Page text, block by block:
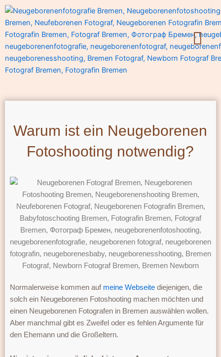
Zum
Warum ist ein Neugeborenen
Fotoshooting notwendig?
Normalerweise kommen auf meine Webseite diejenigen, die
solch ein Neugeborenen Fotoshooting machen möchten und
einen Neugeborenen Fotografen in Bremen auswählen wollen.
Aber manchmal gibt es Zweifel oder es fehlen Argumente für
den Ehemann und die Großeltern.